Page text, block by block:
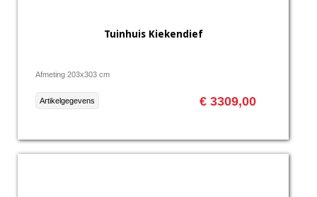
Tuinhuis Kiekendief
Afmeting 203x303 cm
€ 3309,00
Artikelgegevens